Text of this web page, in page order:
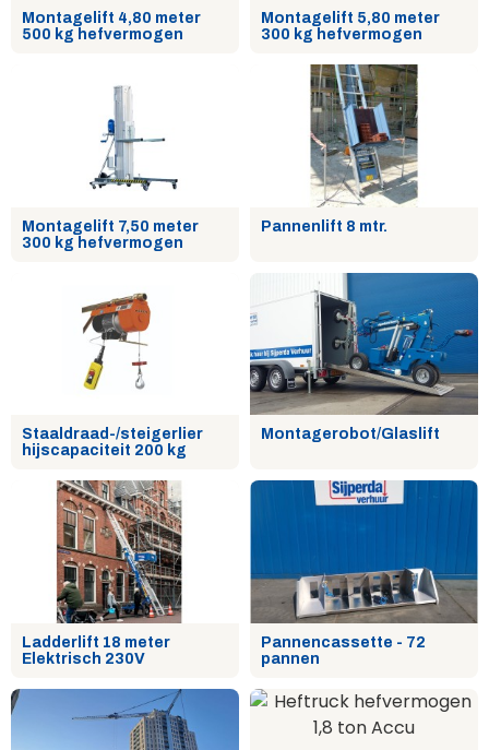
Montagelift 4,80 meter
500 kg hefvermogen
Montagelift 5,80 meter
300 kg hefvermogen
Montagelift 7,50 meter
300 kg hefvermogen
Pannenlift 8 mtr.
Staaldraad-/steigerlier
hijscapaciteit 200 kg
Montagerobot/Glaslift
Ladderlift 18 meter
Elektrisch 230V
Pannencassette - 72
pannen